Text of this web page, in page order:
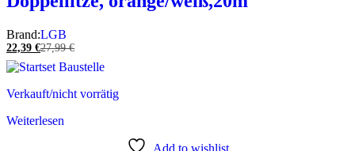
Brand:LGB
22,39 €27,99€
Verkauft/nicht vorrätig
Weiterlesen
Add to wishlist